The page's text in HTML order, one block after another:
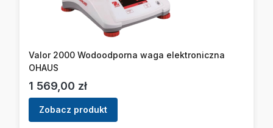
Valor 2000 Wodoodporna waga elektroniczna
OHAUS
Cena
1 569,00 zł
Zobacz produkt